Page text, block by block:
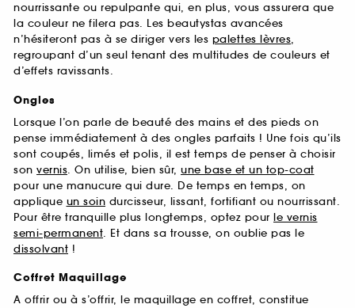
nourrissante ou repulpante qui, en plus, vous assurera que
la couleur ne filera pas. Les beautystas avancées
n’hésiteront pas à se diriger vers les palettes lèvres,
regroupant d’un seul tenant des multitudes de couleurs et
d’effets ravissants.
Ongles
Lorsque l’on parle de beauté des mains et des pieds on
pense immédiatement à des ongles parfaits ! Une fois qu’ils
sont coupés, limés et polis, il est temps de penser à choisir
son vernis. On utilise, bien sûr, une base et un top-coat
pour une manucure qui dure. De temps en temps, on
applique un soin durcisseur, lissant, fortifiant ou nourrissant.
Pour être tranquille plus longtemps, optez pour le vernis
semi-permanent. Et dans sa trousse, on oublie pas le
dissolvant !
Coffret Maquillage
A offrir ou à s’offrir, le maquillage en coffret, constitue